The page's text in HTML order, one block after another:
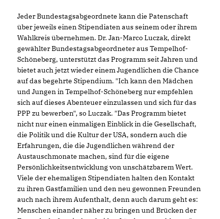
Jeder Bundestagsabgeordnete kann die Patenschaft
über jeweils einen Stipendiaten aus seinem oder ihrem
Wahlkreis übernehmen. Dr. Jan-Marco Luczak, direkt
gewählter Bundestagsabgeordneter aus Tempelhof-
Schöneberg, unterstützt das Programm seit Jahren und
bietet auch jetzt wieder einem Jugendlichen die Chance
auf das begehrte Stipendium. "Ich kann den Mädchen
und Jungen in Tempelhof-Schöneberg nur empfehlen
sich auf dieses Abenteuer einzulassen und sich für das
PPP zu bewerben", so Luczak. "Das Programm bietet
nicht nur einen einmaligen Einblick in die Gesellschaft,
die Politik und die Kultur der USA, sondern auch die
Erfahrungen, die die Jugendlichen während der
Austauschmonate machen, sind für die eigene
Persönlichkeitsentwicklung von unschätzbarem Wert.
Viele der ehemaligen Stipendiaten halten den Kontakt
zu ihren Gastfamilien und den neu gewonnen Freunden
auch nach ihrem Aufenthalt, denn auch darum geht es:
Menschen einander näher zu bringen und Brücken der